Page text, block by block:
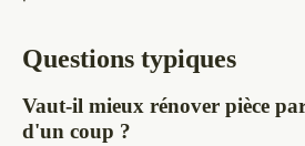
Questions typiques
Vaut-il mieux rénover pièce
d'un coup ?